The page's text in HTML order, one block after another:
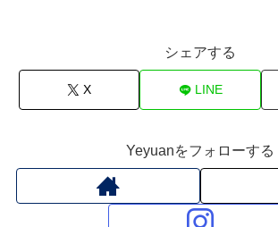
シェアする
X LINE
Yeyuanをフォローする